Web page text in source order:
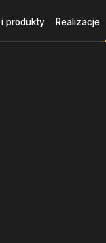
i produkty Realizacje